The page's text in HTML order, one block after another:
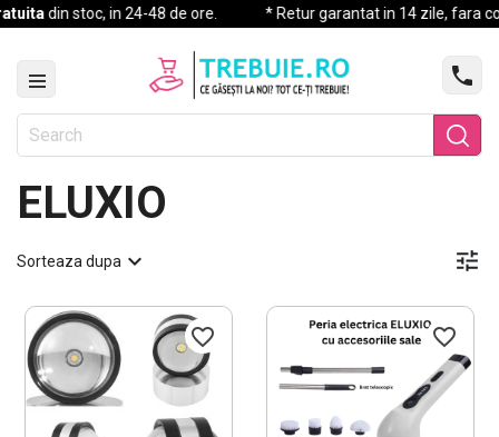
din stoc, in 24-48 de ore. * Retur garantat in 14 zile, fara

ELUXIO

Sorteaza dupa 
favorite_border favorite_border